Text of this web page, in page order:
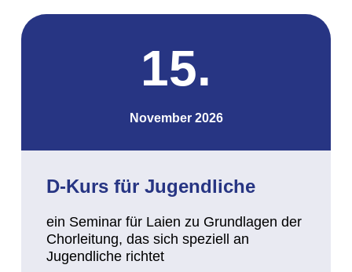
15.
November 2026
D-Kurs für Jugendliche
ein Seminar für Laien zu Grundlagen der
Chorleitung, das sich speziell an
Jugendliche richtet